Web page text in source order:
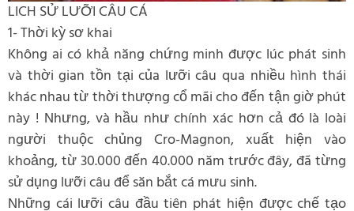
LICH SỬ LƯỠI CÂU CÁ
1- Thời kỳ sơ khai
Không ai có khả năng chứng minh được lúc phát sinh
và thời gian tồn tại của lưỡi câu qua nhiều hình thái
khác nhau từ thời thượng cổ mãi cho đến tận giờ phút
này ! Nhưng, và hầu như chính xác hơn cả đó là loài
người thuộc chủng Cro-Magnon, xuất hiện vào
khoảng, từ 30.000 đến 40.000 năm trước đây, đã từng
sử dụng lưỡi câu để săn bắt cá mưu sinh.
Những cái lưỡi câu đầu tiên phát hiện được chế tạo